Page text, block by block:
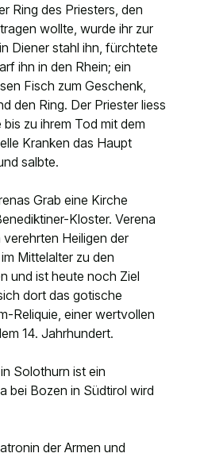
Ring des Priesters, den
wollte, wurde ihr zur
Diener stahl ihn, fürchtete
ihn in den Rhein; ein
Fisch zum Geschenk,
den Ring. Der Priester liess
zu ihrem Tod mit dem
Kranken das Haupt
salbte.
Grab eine Kirche
Kloster. Verena
Heiligen der
Mittelalter zu den
und ist heute noch Ziel
dort das gotische
Reliquie, einer wertvollen
14. Jahrhundert.
Solothurn ist ein
bei Bozen in Südtirol wird
der Armen und